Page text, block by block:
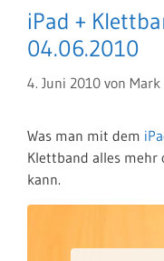
iPad +
04.06.2010
4. Juni 2010 von Mark
Was man mit dem
Klettband alles mehr
kann.